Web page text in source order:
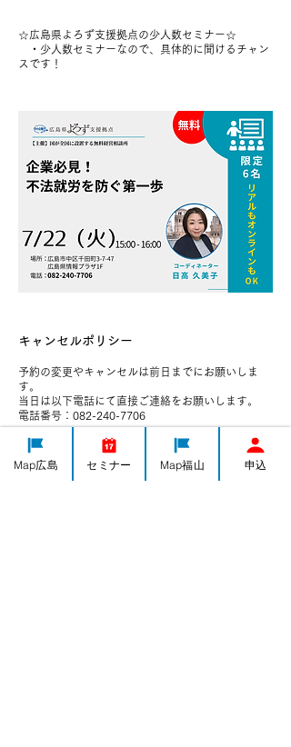
☆広島県よろず支援拠点の少人数セミナー☆
・少人数セミナーなので、具体的に聞けるチャン
スです！
キャンセルポリシー
予約の変更やキャンセルは前日までにお願いしま
す。
当日は以下電話にて直接ご連絡をお願いします。
電話番号：082-240-7706
Map広島 セミナー Map福山 申込